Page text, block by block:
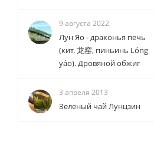
9 августа 2022
Лун Яо - драконья печь
(кит. 龙窑, пиньинь Lóng
yáo). Дровяной обжиг
3 апреля 2013
Зеленый чай Лунцзин